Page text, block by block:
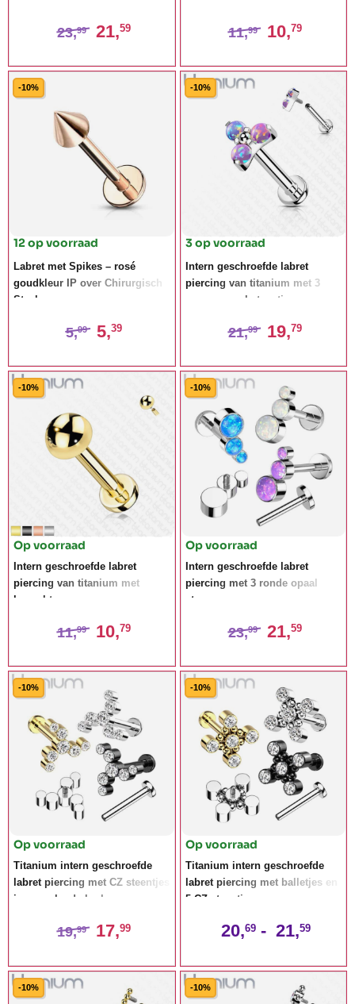
23,99 21,59 11,99 10,79
-10%
12 op voorraad
Labret met Spikes – rosé
goudkleur IP over Chirurgisch
Staal
5,99 5,39
-10%
3 op voorraad
Intern geschroefde labret
piercing van titanium met 3
paarse opaal steentjes
21,99 19,79
-10%
Op voorraad
Intern geschroefde labret
piercing van titanium met
koepel top
11,99 10,79
-10%
Op voorraad
Intern geschroefde labret
piercing met 3 ronde opaal
stenen
23,99 21,59
-10%
Op voorraad
Titanium intern geschroefde
labret piercing met CZ steentjes
in wervelende krul
19,99 17,99
-10%
Op voorraad
Titanium intern geschroefde
labret piercing met balletjes en
5 CZ steentjes
20,69 - 21,59
-10% -10%